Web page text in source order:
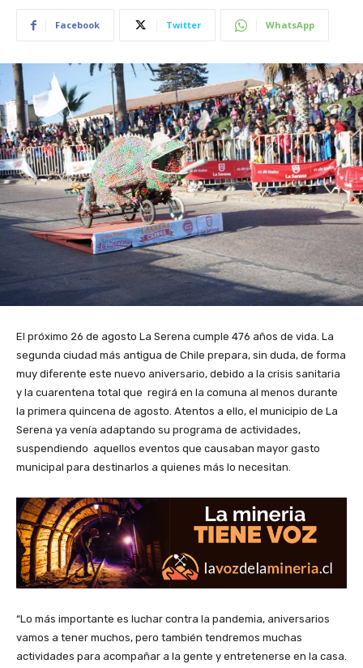
Facebook Twitter WhatsApp
El próximo 26 de agosto La Serena cumple 476 años de vida. La
segunda ciudad más antigua de Chile prepara, sin duda, de forma
muy diferente este nuevo aniversario, debido a la crisis sanitaria
y la cuarentena total que regirá en la comuna al menos durante
la primera quincena de agosto. Atentos a ello, el municipio de La
Serena ya venía adaptando su programa de actividades,
suspendiendo aquellos eventos que causaban mayor gasto
municipal para destinarlos a quienes más lo necesitan.
“Lo más importante es luchar contra la pandemia, aniversarios
vamos a tener muchos, pero también tendremos muchas
actividades para acompañar a la gente y entretenerse en la casa.